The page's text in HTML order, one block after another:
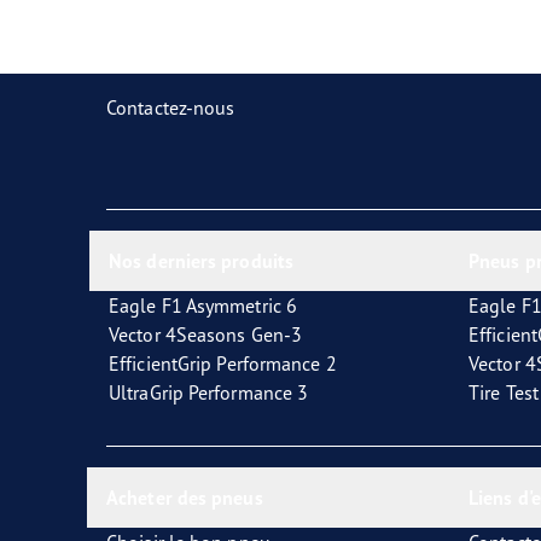
Contactez-nous
Eagle F1 Asymmetric 6
Vector 4Seasons Gen-3
EfficientGrip Performance 2
UltraGrip Performance 3
Eagle
Vector
Tire